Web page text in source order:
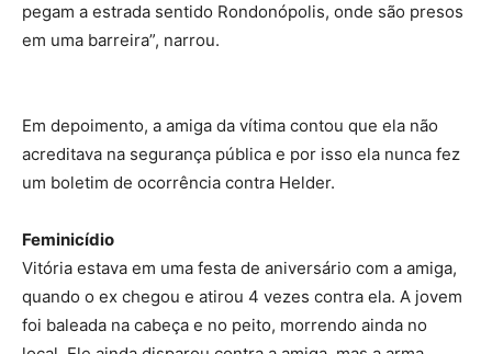
pegam a estrada sentido Rondonópolis, onde são presos
em uma barreira”, narrou.
Em depoimento, a amiga da vítima contou que ela não
acreditava na segurança pública e por isso ela nunca fez
um boletim de ocorrência contra Helder.
Feminicídio
Vitória estava em uma festa de aniversário com a amiga,
quando o ex chegou e atirou 4 vezes contra ela. A jovem
foi baleada na cabeça e no peito, morrendo ainda no